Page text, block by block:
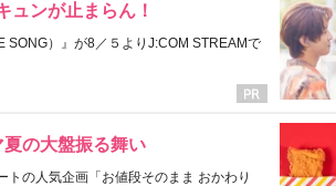
ュンが止まらん！
SONG）』が8／５よりJ:COM STREAMで
の大盤振る舞い
の人気企画「お値段そのまま おかわり